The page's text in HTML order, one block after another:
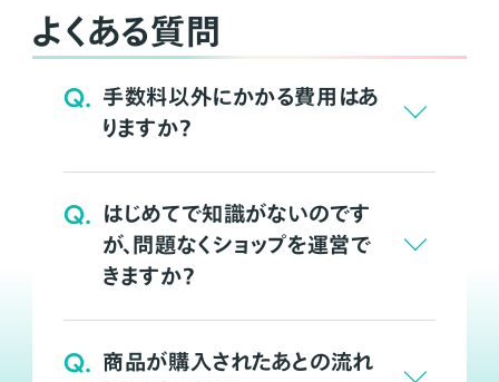
よくある質問
Q. 手数料以外にかかる費用はあ
りますか？
Q. はじめてで知識がないのです
が、問題なくショップを運営で
きますか？
Q. 商品が購入されたあとの流れ